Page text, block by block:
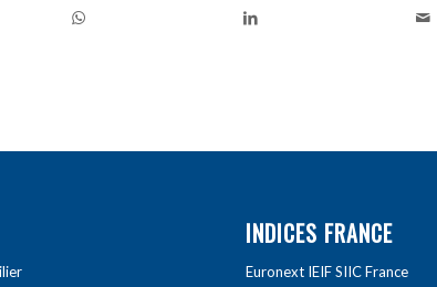
INDICES FRANCE
Euronext IEIF SIIC France